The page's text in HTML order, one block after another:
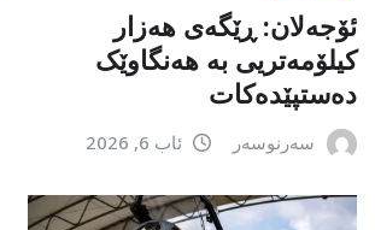
ئۆجەلان: ڕێگەی هەزار
کیلۆمەتریی بە هەنگاوێک
دەستپێدەکات
سەرنوسەر ئاب 6, 2026